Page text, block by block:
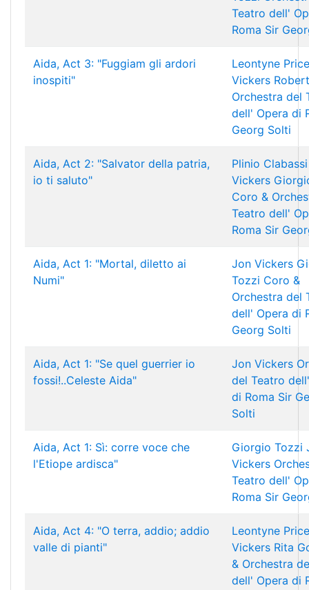
Teatro dell'
Roma Sir
Aida, Act 3: "Fuggiam gli ardori
inospiti"
Leontyne Price
Vickers
Orchestra del
dell' Opera di
Georg Solti
Aida, Act 2: "Salvator della patria,
io ti saluto"
Plinio Clabassi
Vickers
Coro &
Teatro dell'
Roma Sir
Aida, Act 1: "Mortal, diletto ai
Numi"
Jon Vickers
Tozzi Coro &
Orchestra del
dell' Opera di
Georg Solti
Aida, Act 1: "Se quel guerrier io
fossi!..Celeste Aida"
Jon Vickers
del Teatro
di Roma Sir
Solti
Aida, Act 1: Sì: corre voce che
l'Etiope ardisca"
Giorgio Tozzi
Vickers
Teatro dell'
Roma Sir
Aida, Act 4: "O terra, addio; addio
valle di pianti"
Leontyne Price
Vickers Rita
& Orchestra
dell' Opera di